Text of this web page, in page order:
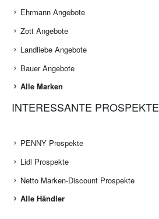
Ehrmann Angebote
Zott Angebote
Landliebe Angebote
Bauer Angebote
Alle Marken
INTERESSANTE PROSPEKTE
PENNY Prospekte
Lidl Prospekte
Netto Marken-Discount Prospekte
Alle Händler